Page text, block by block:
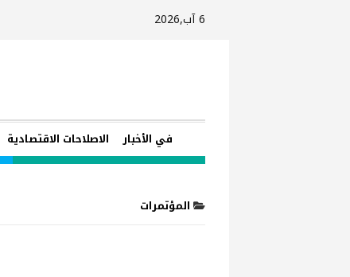
6 آب,2026
في الأخبار الاصلاحات الاقتصادية
المؤتمرات